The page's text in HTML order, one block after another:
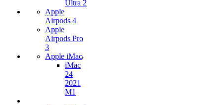
Ultra 2
Apple
Airpods 4
Apple
Airpods Pro
3
Apple iMac
iMac
24
2021
M1